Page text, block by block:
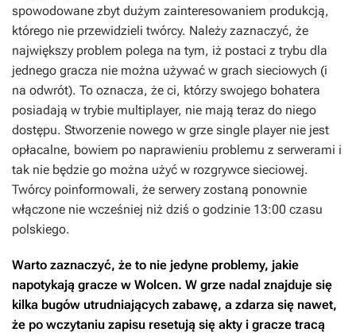
spowodowane zbyt dużym zainteresowaniem produkcją,
którego nie przewidzieli twórcy. Należy zaznaczyć, że
największy problem polega na tym, iż postaci z trybu dla
jednego gracza nie można używać w grach sieciowych (i
na odwrót). To oznacza, że ci, którzy swojego bohatera
posiadają w trybie multiplayer, nie mają teraz do niego
dostępu. Stworzenie nowego w grze single player nie jest
opłacalne, bowiem po naprawieniu problemu z serwerami i
tak nie będzie go można użyć w rozgrywce sieciowej.
Twórcy poinformowali, że serwery zostaną ponownie
włączone nie wcześniej niż dziś o godzinie 13:00 czasu
polskiego.
Warto zaznaczyć, że to nie jedyne problemy, jakie
napotykają gracze w Wolcen. W grze nadal znajduje się
kilka bugów utrudniających zabawę, a zdarza się nawet,
że po wczytaniu zapisu resetują się akty i gracze tracą